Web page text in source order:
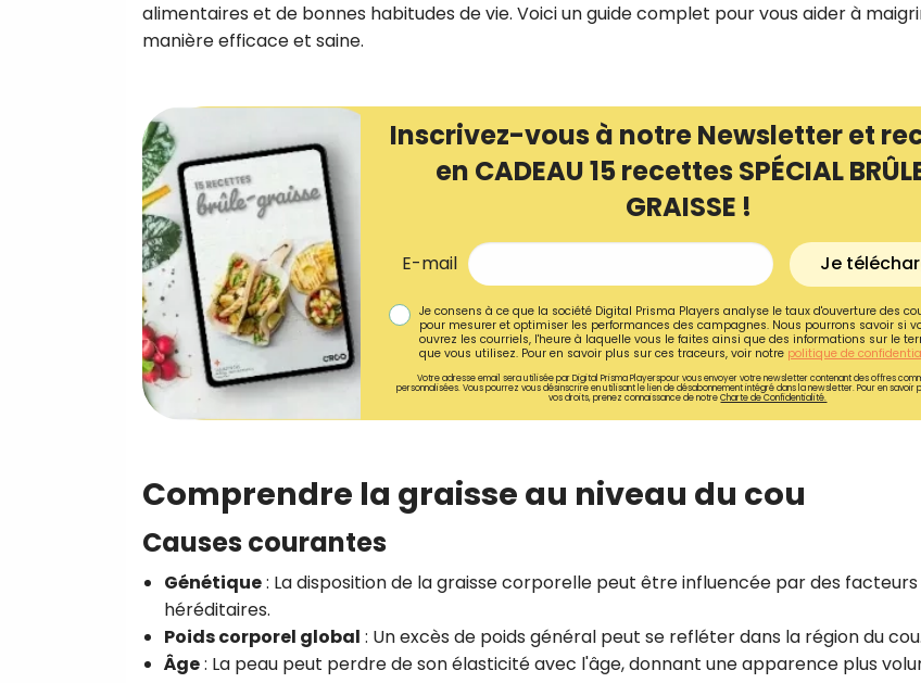
alimentaires et de bonnes habitudes de vie. Voici un guide complet pour vous aider à
manière efficace et saine.
Inscrivez-vous à notre Newsletter et
en CADEAU 15 recettes SPÉCIAL
GRAISSE !
E-mail Je
Je consens à ce que la société Digital Prisma Players analyse le taux d'ouverture des
pour mesurer et optimiser les performances des campagnes. Nous pourrons savoir si
ouvrez les courriels, l'heure à laquelle vous le faites ainsi que des informations sur le
que vous utilisez. Pour en savoir plus sur ces traceurs, voir notre politique de
Votre adresse email sera utilisée par Digital Prisma Playerspour vous envoyer votre newsletter contenant des offres
personnalisées. Vous pourrez vous désinscrire en utilisant le lien de désabonnement intégré dans la newsletter. Pour en savoir
vos droits, prenez connaissance de notreCharte de Confidentialité.
Comprendre la graisse au niveau du cou
Causes courantes
Génétique: La disposition de la graisse corporelle peut être influencée par des facteurs
héréditaires.
Poids corporel global : Un excès de poids général peut se refléter dans la région du cou.
Âge: La peau peut perdre de son élasticité avec l'âge, donnant une apparence plus
recettes inédites
!
Ainsi que la newsletter